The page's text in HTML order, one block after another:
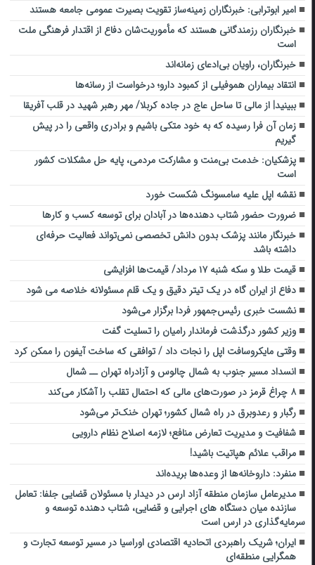
امیر ابوترابی: خبرنگاران زمینه‌ساز تقویت بصیرت عمومی جامعه هستند
خبرنگاران رزمندگانی هستند که مأموریت‌شان دفاع از اقتدار فرهنگی ملت
است
خبرنگاران، راویان بی‌ادعای زمانه‌اند
انتقاد بیماران هموفیلی از کمبود دارو؛ درخواست از رسانه‌ها
ببینید| از مالی تا ساحل عاج در جاده کربلا/ مهر رهبر شهید در قلب آفریقا
زمان آن فرا رسیده که به خود متکی باشیم و برادری واقعی را در پیش
گیریم
پزشکیان: خدمت بی‌منت و مشارکت مردمی، پایه حل مشکلات کشور
است
نقشه اپل علیه سامسونگ شکست خورد
ضرورت حضور شتاب ‌دهنده‌ها در آبادان برای توسعه کسب‌ و کارها
خبرنگار مانند پزشک بدون دانش تخصصی نمی‌تواند فعالیت حرفه‌ای
داشته باشد
قیمت طلا و سکه شنبه ۱۷ مرداد/ قیمت‌ها افزایشی
دفاع از ایران گاه در یک تیتر دقیق و یک قلم مسئولانه خلاصه می شود
نشست خبری رئیس‌جمهور فردا برگزار می‌شود
وزیر کشور درگذشت فرماندار رامیان را تسلیت گفت
وقتی مایکروسافت اپل را نجات داد / توافقی که ساخت آیفون را ممکن کرد
انسداد مسیر جنوب به شمال چالوس و آزادراه تهران ــ شمال
۸ چراغ قرمز در صورت‌های مالی که احتمال تقلب را آشکار می‌کند
رگبار و رعدوبرق در راه شمال کشور؛ تهران خنک‌تر می‌شود
شفافیت و مدیریت تعارض منافع؛ لازمه اصلاح نظام دارویی
مراقب علائم هپاتیت باشید!
منفرد: داروخانه‌ها از وعده‌ها بریده‌اند
مدیرعامل سازمان منطقه آزاد ارس در دیدار با مسئولان قضایی جلفا: تعامل
سازنده میان دستگاه‌ های اجرایی و قضایی، شتاب‌ دهنده توسعه و
سرمایه‌گذاری در ارس است
ایران؛ شریک راهبردی اتحادیه اقتصادی اوراسیا در مسیر توسعه تجارت و
همگرایی منطقه‌ای